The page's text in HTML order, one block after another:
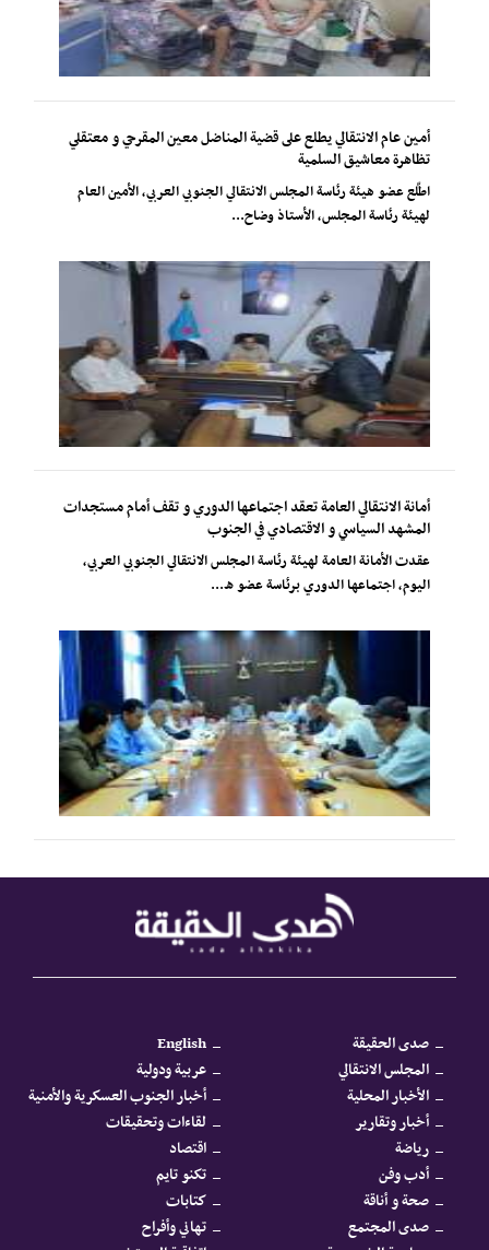
أمين عام الانتقالي يطلع على قضية المناضل معين المقرحي و معتقلي
تظاهرة معاشيق السلمية
اطّلع عضو هيئة رئاسة المجلس الانتقالي الجنوبي العربي، الأمين العام
لهيئة رئاسة المجلس، الأستاذ وضاح...
أمانة الانتقالي العامة تعقد اجتماعها الدوري و تقف أمام مستجدات
المشهد السياسي و الاقتصادي في الجنوب
عقدت الأمانة العامة لهيئة رئاسة المجلس الانتقالي الجنوبي العربي،
اليوم، اجتماعها الدوري برئاسة عضو ه...
صدى الحقيقة
English
المجلس الانتقالي
عربية ودولية
الأخبار المحلية
أخبار الجنوب العسكرية والأمنية
أخبار وتقارير
لقاءات وتحقيقات
رياضة
اقتصاد
أدب وفن
تكنو تايم
صحة و أناقة
كتابات
صدى المجتمع
تهاني وأفراح